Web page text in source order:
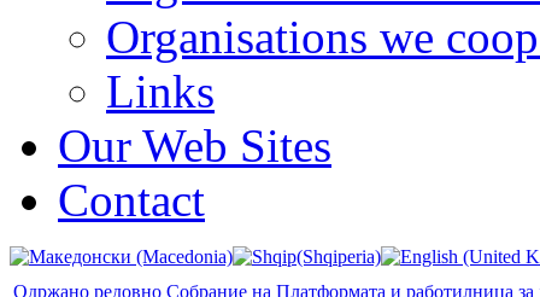
Organisations we
Links
Our Web Sites
Contact
Одржано редовно Собрание на Платформата и работилница за